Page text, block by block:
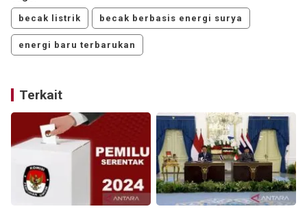
becak listrik becak berbasis energi surya
energi baru terbarukan
Terkait